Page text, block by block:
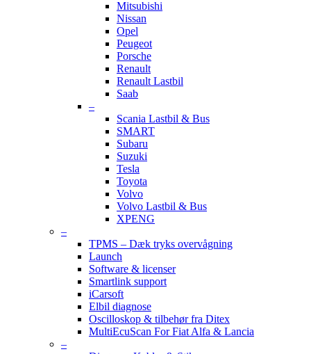
Mitsubishi
Nissan
Opel
Peugeot
Porsche
Renault
Renault Lastbil
Saab
–
Scania Lastbil & Bus
SMART
Subaru
Suzuki
Tesla
Toyota
Volvo
Volvo Lastbil & Bus
XPENG
–
TPMS – Dæk tryks overvågning
Launch
Software & licenser
Smartlink support
iCarsoft
Elbil diagnose
Oscilloskop & tilbehør fra Ditex
MultiEcuScan For Fiat Alfa & Lancia
–